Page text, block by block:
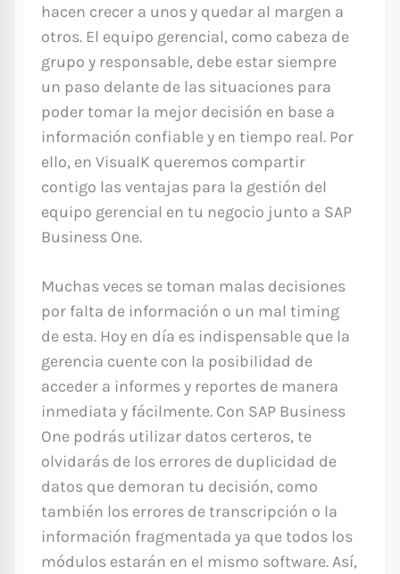
hacen crecer a unos y quedar al margen a
otros. El equipo gerencial, como cabeza de
grupo y responsable, debe estar siempre
un paso delante de las situaciones para
poder tomar la mejor decisión en base a
información confiable y en tiempo real. Por
ello, en VisualK queremos compartir
contigo las ventajas para la gestión del
equipo gerencial en tu negocio junto a SAP
Business One.
Muchas veces se toman malas decisiones
por falta de información o un mal timing
de esta. Hoy en día es indispensable que la
gerencia cuente con la posibilidad de
acceder a informes y reportes de manera
inmediata y fácilmente. Con SAP Business
One podrás utilizar datos certeros, te
olvidarás de los errores de duplicidad de
datos que demoran tu decisión, como
también los errores de transcripción o la
información fragmentada ya que todos los
módulos estarán en el mismo software. Así,